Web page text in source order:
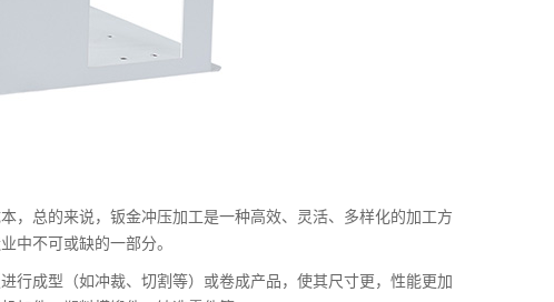
，总的来说，钣金冲压加工是一种高效、灵活、多样化的加工方
中不可或缺的一部分。
行成型（如冲裁、切割等）或卷成产品，使其尺寸更，性能更加